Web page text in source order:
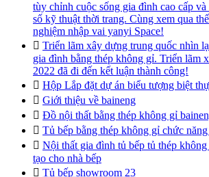
tùy chỉnh cuộc sống gia đình cao cấp
số kỹ thuật thời trang. Cùng xem qua
nghiệm nhập vai yanyi Space!
 Triển lãm xây dựng trung quốc nhìn
gia đình bằng thép không gỉ. Triển lãm
2022 đã đi đến kết luận thành công!
 Hộp Lắp đặt dự án biểu tượng biệt
 Giới thiệu về baineng
 Đồ nội thất bằng thép không gỉ
 Tủ bếp bằng thép không gỉ chức
 Nội thất gia đình tủ bếp tủ thép
tạo cho nhà bếp
 Tủ bếp showroom 23